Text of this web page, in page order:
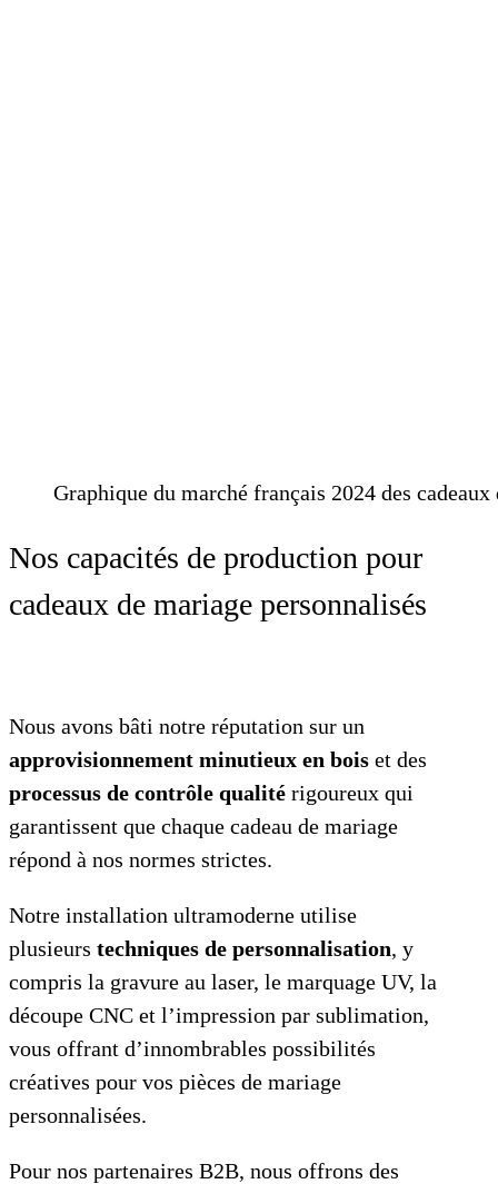
Graphique du marché français 2024 des
Nos capacités de production pour
cadeaux de mariage personnalisés
Nous avons bâti notre réputation sur un
approvisionnement minutieux en bois et des
processus de contrôle qualité rigoureux qui
garantissent que chaque cadeau de mariage
répond à nos normes strictes.
Notre installation ultramoderne utilise
plusieurs techniques de personnalisation, y
compris la gravure au laser, le marquage UV, la
découpe CNC et l’impression par sublimation,
vous offrant d’innombrables possibilités
créatives pour vos pièces de mariage
personnalisées.
Pour nos partenaires B2B, nous offrons des